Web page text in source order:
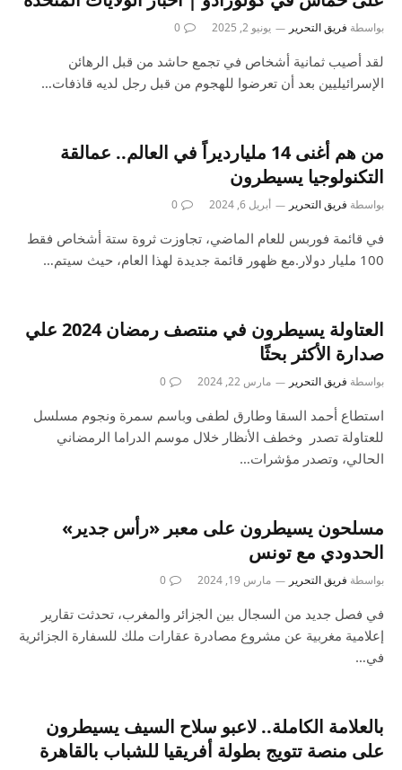
بواسطة فريق التحرير يونيو 2, 2025 0
لقد أصيب ثمانية أشخاص في تجمع حاشد من قبل الرهائن
الإسرائيليين بعد أن تعرضوا للهجوم من قبل رجل لديه قاذفات…
من هم أغنى 14 مليارديراً في العالم.. عمالقة
التكنولوجيا يسيطرون
بواسطة فريق التحرير أبريل 6, 2024 0
في قائمة فوربس للعام الماضي، تجاوزت ثروة ستة أشخاص فقط
100 مليار دولار.مع ظهور قائمة جديدة لهذا العام، حيث سيتم…
العتاولة يسيطرون في منتصف رمضان 2024 علي
صدارة الأكثر بحثًا
بواسطة فريق التحرير مارس 22, 2024 0
استطاع أحمد السقا وطارق لطفى وباسم سمرة ونجوم مسلسل
للعتاولة تصدر وخطف الأنظار خلال موسم الدراما الرمضاني
الحالي، وتصدر مؤشرات…
مسلحون يسيطرون على معبر «رأس جدير»
الحدودي مع تونس
بواسطة فريق التحرير مارس 19, 2024 0
في فصل جديد من السجال بين الجزائر والمغرب، تحدثت تقارير
إعلامية مغربية عن مشروع مصادرة عقارات ملك للسفارة الجزائرية
في…
بالعلامة الكاملة.. لاعبو سلاح السيف يسيطرون
على منصة تتويج بطولة أفريقيا للشباب بالقاهرة